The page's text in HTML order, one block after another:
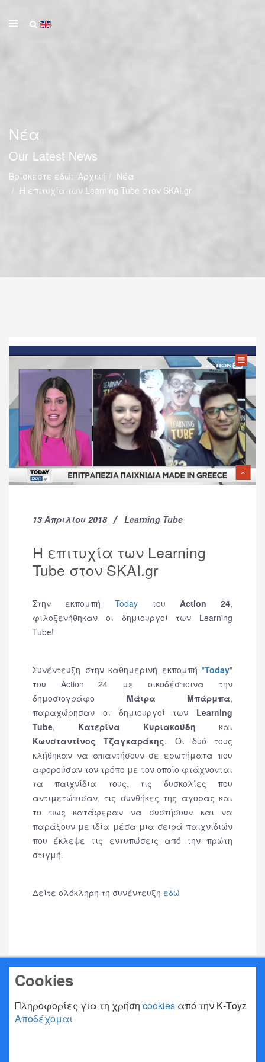
Νέα
Our Latest News
Βρίσκεστε εδώ: Αρχική
Νέα
Η επιτυχία των Learning Tube στον SKAI.gr
13 Απριλίου 2018 Learning Tube
Η επιτυχία των Learning
Tube στον SKAI.gr
Στην εκπομπή Today του Action 24,
φιλοξενήθηκαν οι δημιουργοί των Learning
Tube!
Συνέντευξη στην καθημερινή εκπομπή "Today"
του Action 24 με οικοδέσποινα την
δημοσιογράφο Μάιρα Μπάρμπα,
παραχώρησαν οι δημιουργοί των Learning
Tube, Κατερίνα Κυριακούδη και
Κωνσταντίνος Τζαγκαράκης. Οι δυό τους
κλήθηκαν να απαντήσουν σε ερωτήματα που
αφορούσαν τον τρόπο με τον οποίο φτάχνονται
τα παιχνίδια τους, τις δυσκολίες που
αντιμετώπισαν, τις συνθήκες της αγορας και
το πως κατάφεραν να συστήσουν και να
παράξουν με ιδία μέσα μια σειρά παιχνιδιών
που έκλεψε τις εντυπώσεις από την πρώτη
στιγμή.
Δείτε ολόκληρη τη συνέντευξη εδώ
Cookies
Πληροφορίες για τη χρήση cookies από την Κ-Τoyz
Αποδέχομαι